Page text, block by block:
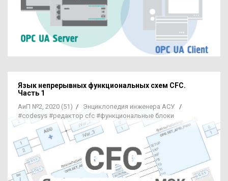
Язык непрерывных функциональных схем CFC.
Часть 1
АиП №2, 2020 (51) / Энциклопедия инженера АСУ /
#codesys #редактор cfc #функциональные блоки